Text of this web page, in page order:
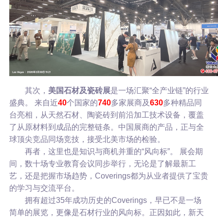
其次， 美国石材及瓷砖展是一场汇聚“全产业链”的行业
盛典。 来自近40个国家的740多家展商及630多种精品同
台亮相，从天然石材、陶瓷砖到前沿加工技术设备，覆盖
了从原材料到成品的完整链条。中国展商的产品，正与全
球顶尖竞品同场竞技，接受北美市场的检验。
再者，这里也是知识与商机并重的“风向标”。 展会期
间，数十场专业教育会议同步举行，无论是了解最新工
艺，还是把握市场趋势，Coverings都为从业者提供了宝贵
的学习与交流平台。
拥有超过35年成功历史的Coverings，早已不是一场
简单的展览，更像是石材行业的风向标。正因如此，新天